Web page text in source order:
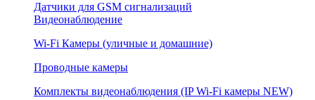
Датчики для GSM сигнализаций
Видеонаблюдение
Wi-Fi Камеры (уличные и домашние)
Проводные камеры
Комплекты видеонаблюдения (IP Wi-Fi камеры NEW)